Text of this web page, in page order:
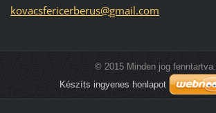
kovacsfericerberus@gmail.com
© 2015 Minden jog fenntartva.
Készíts ingyenes honlapot